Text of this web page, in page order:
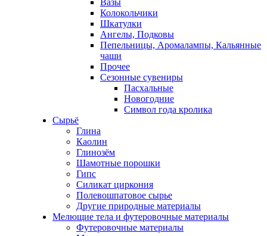
Вазы
Колокольчики
Шкатулки
Ангелы, Подковы
Пепельницы, Аромалампы, Кальянные
чаши
Прочее
Сезонные сувениры
Пасхальные
Новогодние
Символ года кролика
Сырьё
Глина
Каолин
Глинозём
Шамотные порошки
Гипс
Силикат циркония
Полевошпатовое сырье
Другие природные материалы
Мелющие тела и футеровочные материалы
Футеровочные материалы